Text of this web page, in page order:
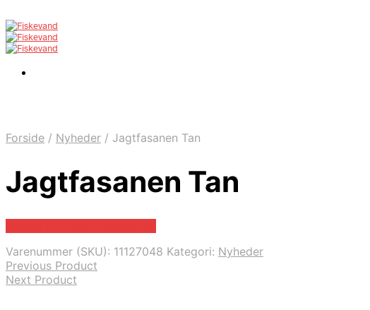
Forside / Nyheder / Jagtfasanen Tan
Jagtfasanen Tan
Varenummer (SKU): 11127048 Kategori: Nyheder
Previous Product
Next Product